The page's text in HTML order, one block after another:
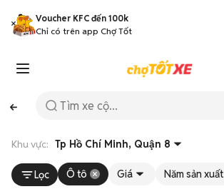
Voucher KFC đến 100k
Chỉ có trên app Chợ Tốt
Khu vực: Tp Hồ Chí Minh, Quận 8
Lọc Ô tô Giá Năm sản xuất